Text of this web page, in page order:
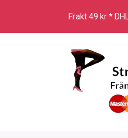
Frakt 49 kr *